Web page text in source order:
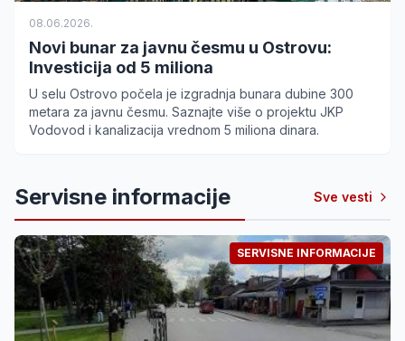
08.06.2026.
Novi bunar za javnu česmu u Ostrovu:
Investicija od 5 miliona
U selu Ostrovo počela je izgradnja bunara dubine 300
metara za javnu česmu. Saznajte više o projektu JKP
Vodovod i kanalizacija vrednom 5 miliona dinara.
Servisne informacije Sve vesti
SERVISNE INFORMACIJE